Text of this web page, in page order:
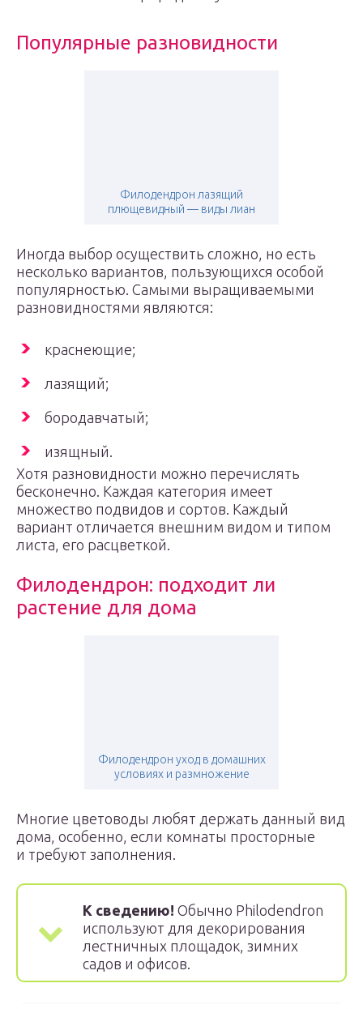
Популярные разновидности
Филодендрон лазящий
плющевидный — виды лиан
Иногда выбор осуществить сложно, но есть
несколько вариантов, пользующихся особой
популярностью. Самыми выращиваемыми
разновидностями являются:
краснеющие;
лазящий;
бородавчатый;
изящный.
Хотя разновидности можно перечислять
бесконечно. Каждая категория имеет
множество подвидов и сортов. Каждый
вариант отличается внешним видом и типом
листа, его расцветкой.
Филодендрон: подходит ли
растение для дома
Филодендрон уход в домашних
условиях и размножение
Многие цветоводы любят держать данный вид
дома, особенно, если комнаты просторные
и требуют заполнения.
К сведению! Обычно Philodendron
используют для декорирования
лестничных площадок, зимних
садов и офисов.